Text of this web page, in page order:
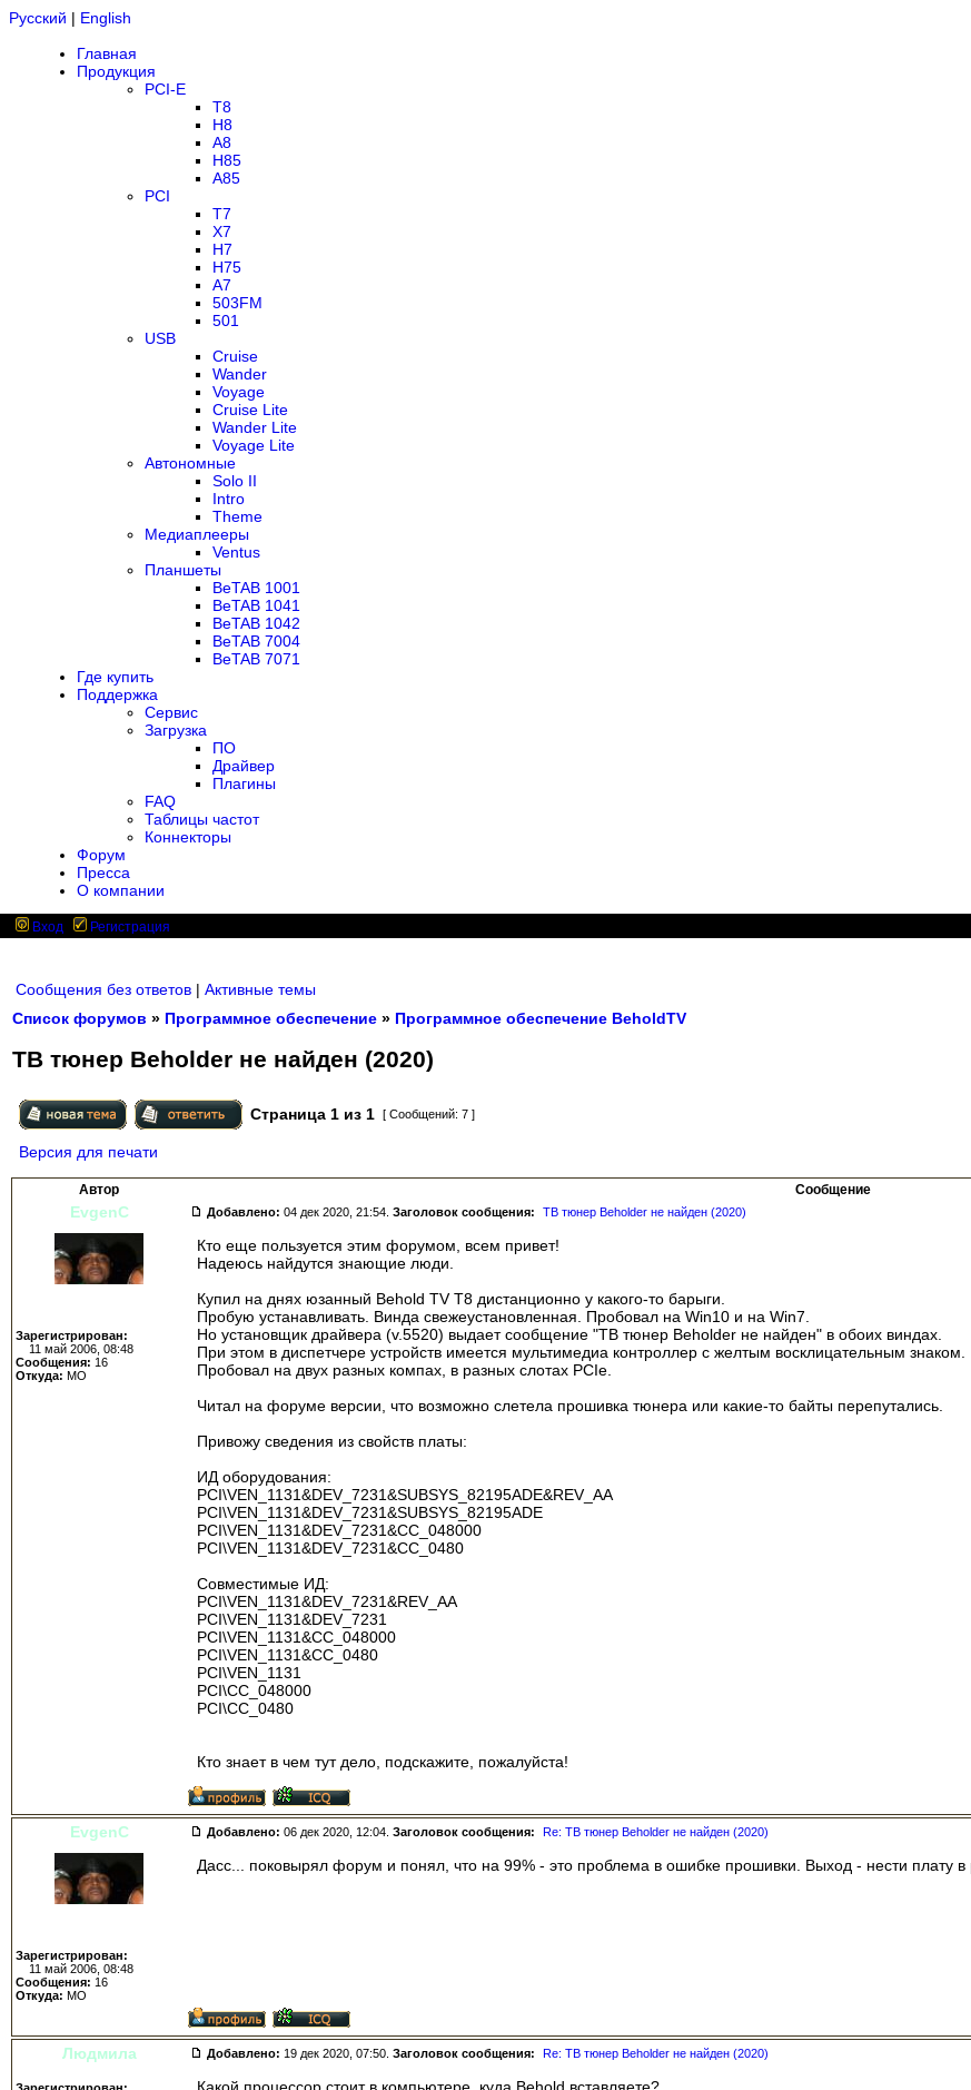
Русский | English
Главная
Продукция
PCI-E
T8
H8
A8
H85
A85
PCI
T7
X7
H7
H75
A7
503FM
501
USB
Cruise
Wander
Voyage
Cruise Lite
Wander Lite
Voyage Lite
Автономные
Solo II
Intro
Theme
Медиаплееры
Ventus
Планшеты
BeTAB 1001
BeTAB 1041
BeTAB 1042
BeTAB 7004
BeTAB 7071
Где купить
Поддержка
Сервис
Загрузка
ПО
Драйвер
Плагины
FAQ
Таблицы частот
Коннекторы
Форум
Пресса
О компании
Вход Регистрация
Сообщения без ответов | Активные темы
Список форумов » Программное обеспечение » Программное обеспечение BeholdTV
ТВ тюнер Beholder не найден (2020)
Страница 1 из 1 [ Сообщений: 7 ]
Версия для печати
Автор Сообщение
EvgenC Добавлено: 04 дек 2020, 21:54. Заголовок сообщения: ТВ тюнер Beholder не найден (2020)
Зарегистрирован:
11 май 2006, 08:48
Сообщения: 16
Откуда: МО
Кто еще пользуется этим форумом, всем привет!
Надеюсь найдутся знающие люди.
Купил на днях юзанный Behold TV T8 дистанционно у какого-то барыги.
Пробую устанавливать. Винда свежеустановленная. Пробовал на Win10 и на Win7.
Но установщик драйвера (v.5520) выдает сообщение "ТВ тюнер Beholder не найден" в обоих виндах.
При этом в диспетчере устройств имеется мультимедиа контроллер с желтым восклицательным знаком.
Пробовал на двух разных компах, в разных слотах PCIe.
Читал на форуме версии, что возможно слетела прошивка тюнера или какие-то байты перепутались.
Привожу сведения из свойств платы:
ИД оборудования:
PCI\VEN_1131&DEV_7231&SUBSYS_82195ADE&REV_AA
PCI\VEN_1131&DEV_7231&SUBSYS_82195ADE
PCI\VEN_1131&DEV_7231&CC_048000
PCI\VEN_1131&DEV_7231&CC_0480
Совместимые ИД:
PCI\VEN_1131&DEV_7231&REV_AA
PCI\VEN_1131&DEV_7231
PCI\VEN_1131&CC_048000
PCI\VEN_1131&CC_0480
PCI\VEN_1131
PCI\CC_048000
PCI\CC_0480
Кто знает в чем тут дело, подскажите, пожалуйста!
EvgenC Добавлено: 06 дек 2020, 12:04. Заголовок сообщения: Re: ТВ тюнер Beholder не найден (2020)
Зарегистрирован:
11 май 2006, 08:48
Сообщения: 16
Откуда: МО
Дасс... поковырял форум и понял, что на 99% - это проблема в ошибке прошивки. Выход - нести плату в
Людмила Добавлено: 19 дек 2020, 07:50. Заголовок сообщения: Re: ТВ тюнер Beholder не найден (2020)